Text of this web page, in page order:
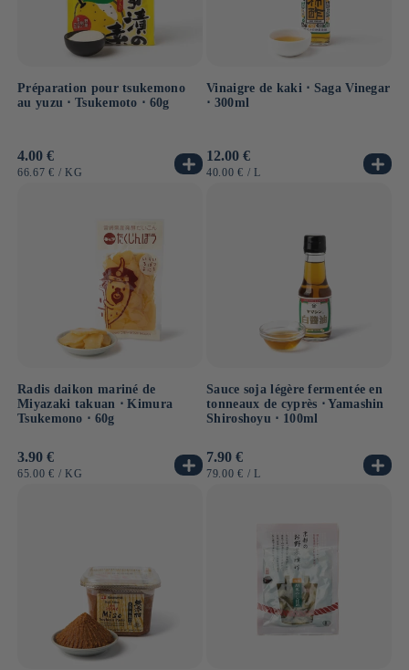
Préparation pour tsukemono
au yuzu ⋅ Tsukemoto ⋅ 60g
Prix
habituel
4.00 €
PRIX
66.67 € / PAR
KG
Vinaigre de kaki ⋅ Saga Vinegar
⋅ 300ml
Prix
habituel
12.00 €
PRIX
40.00 € / PAR
L
Radis daikon mariné de
Miyazaki takuan ⋅ Kimura
Tsukemono ⋅ 60g
Prix
habituel
3.90 €
PRIX
65.00 € / PAR
KG
Sauce soja légère fermentée en
tonneaux de cyprès ⋅ Yamashin
Shiroshoyu ⋅ 100ml
Prix
habituel
7.90 €
PRIX
79.00 € / PAR
L